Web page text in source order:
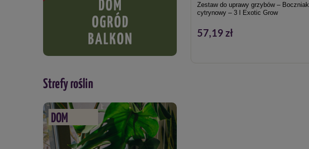
Strefy roślin
DOM
Zestaw do uprawy grzybów – Boczniak
cytrynowy – 3 l Exotic Grow
57,19 zł